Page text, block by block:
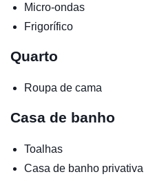
Micro-ondas
Frigorífico
Quarto
Roupa de cama
Casa de banho
Toalhas
Casa de banho privativa